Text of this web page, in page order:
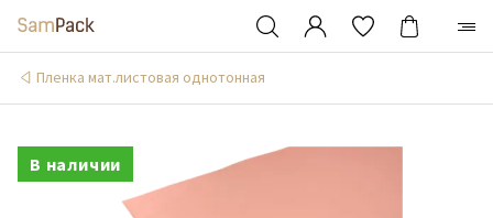
Пленка мат.листовая однотонная
В наличии